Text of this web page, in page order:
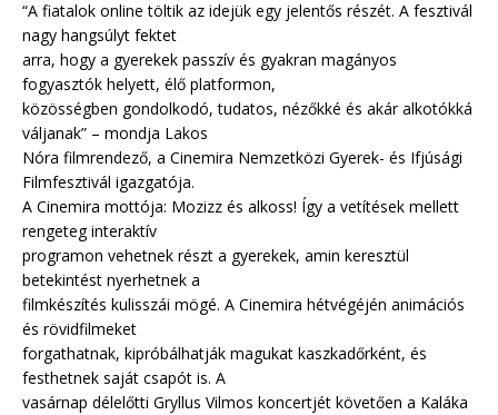
“A fiatalok online töltik az idejük egy jelentős részét. A fesztivál
nagy hangsúlyt fektet
arra, hogy a gyerekek passzív és gyakran magányos
fogyasztók helyett, élő platformon,
közösségben gondolkodó, tudatos, nézőkké és akár alkotókká
váljanak” – mondja Lakos
Nóra filmrendező, a Cinemira Nemzetközi Gyerek- és Ifjúsági
Filmfesztivál igazgatója.
A Cinemira mottója: Mozizz és alkoss! Így a vetítések mellett
rengeteg interaktív
programon vehetnek részt a gyerekek, amin keresztül
betekintést nyerhetnek a
filmkészítés kulisszái mögé. A Cinemira hétvégéjén animációs
és rövidfilmeket
forgathatnak, kipróbálhatják magukat kaszkadőrként, és
festhetnek saját csapót is. A
vasárnap délelőtti Gryllus Vilmos koncertjét követően a Kaláka